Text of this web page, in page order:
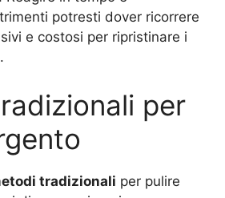
potresti dover ricorrere
e costosi per ripristinare i
per
tradizionali per pulire